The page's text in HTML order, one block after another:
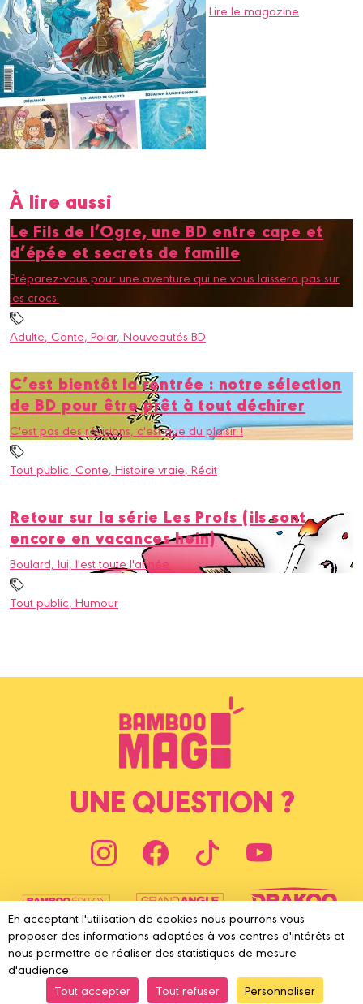
Lire le magazine
À lire aussi
Le Fils de l’Ogre, une BD entre cape et
d’épée et secrets de famille
Préparez-vous pour une aventure qui ne vous laissera pas sur
les crocs.
Adulte, Conte, Polar, Nouveautés BD
C’est bientôt la rentrée : notre sélection
de BD pour être prêt à tout déchirer
C'est pas des révisions, c'est que du plaisir !
Tout public, Conte, Histoire vraie, Récit
Retour sur la série Les Profs (ils sont
encore en vacances hein)
Boulard, lui, l'est toute l'année.
Tout public, Humour
UNE QUESTION ?
© 2025 Bamboo Édition Mentions légales
En acceptant l'utilisation de cookies nous pourrons vous
proposer des informations adaptées à vos centres d'intérêts et
nous permettre de réaliser des statistiques de mesure
d'audience.
Tout accepter
Tout refuser Personnaliser